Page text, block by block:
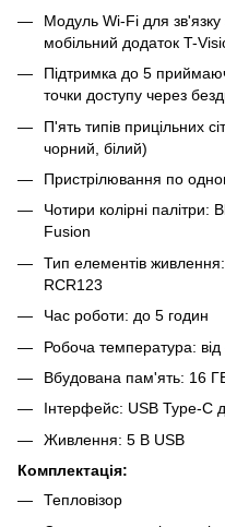
Модуль Wi-Fi для
мобільний додаток T-
Підтримка до 5
точки доступу через
П'ять типів прицільних
чорний, білий)
Пристрілювання по
Чотири колірні
Fusion
Тип елементів живлення:
RCR123
Час роботи: до 5 годин
Робоча температура:
Вбудована пам'ять: 16
Інтерфейс: USB Type-C
Живлення: 5 В USB
Комплектація:
Тепловізор